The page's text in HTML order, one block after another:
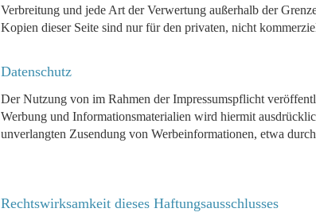
Verbreitung und jede Art der Verwertung außerhalb der
Kopien dieser Seite sind nur für den privaten, nicht
Datenschutz
Der Nutzung von im Rahmen der Impressumspflicht
Werbung und Informationsmaterialien wird hiermit
unverlangten Zusendung von Werbeinformationen, etwa
Rechtswirksamkeit dieses Haftungsausschlusses